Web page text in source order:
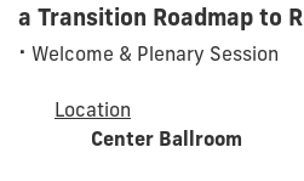
a Transition Roadmap to
⋅ Welcome & Plenary Session
Location
Center Ballroom